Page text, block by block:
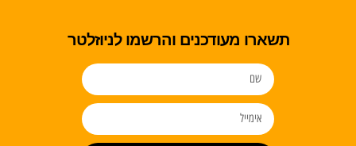
תשארו מעודכנים והרשמו לניוזלטר